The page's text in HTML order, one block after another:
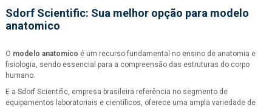
Sdorf Scientific: Sua melhor opção para modelo
anatomico
O modelo anatomico é um recurso fundamental no ensino de anatomia e
fisiologia, sendo essencial para a compreensão das estruturas do corpo
humano.
E a Sdorf Scientific, empresa brasileira referência no segmento de
equipamentos laboratoriais e científicos, oferece uma ampla variedade de